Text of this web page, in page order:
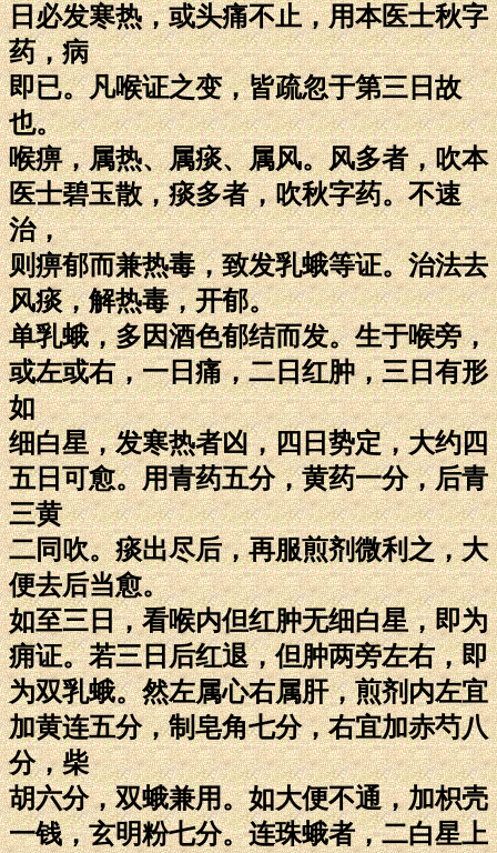
日必发寒热，或头痛不止，用本医士秋字
药，病
即已。凡喉证之变，皆疏忽于第三日故
也。
喉痹，属热、属痰、属风。风多者，吹本
医士碧玉散，痰多者，吹秋字药。不速
治，
则痹郁而兼热毒，致发乳蛾等证。治法去
风痰，解热毒，开郁。
单乳蛾，多因酒色郁结而发。生于喉旁，
或左或右，一日痛，二日红肿，三日有形
如
细白星，发寒热者凶，四日势定，大约四
五日可愈。用青药五分，黄药一分，后青
三黄
二同吹。痰出尽后，再服煎剂微利之，大
便去后当愈。
如至三日，看喉内但红肿无细白星，即为
痈证。若三日后红退，但肿两旁左右，即
为双乳蛾。然左属心右属肝，煎剂内左宜
加黄连五分，制皂角七分，右宜加赤芍八
分，柴
胡六分，双蛾兼用。如大便不通，加枳壳
一钱，玄明粉七分。连珠蛾者，二白星上